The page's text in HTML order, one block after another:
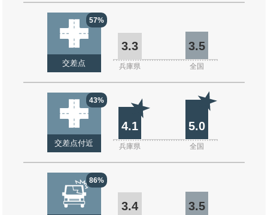
57%
交差点
3.3 3.5
兵庫県 全国
43%
交差点付近
4.1 5.0
兵庫県 全国
86%
3.4 3.5